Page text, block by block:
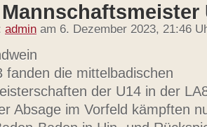
admin am 6. Dezember 2023, 21:46
fanden die mittelbadischen
der U14 in der
Absage im Vorfeld kämpften